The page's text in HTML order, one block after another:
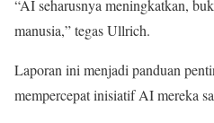
“AI seharusnya meningkatkan,
manusia,” tegas Ullrich.
Laporan ini menjadi panduan
mempercepat inisiatif AI mereka